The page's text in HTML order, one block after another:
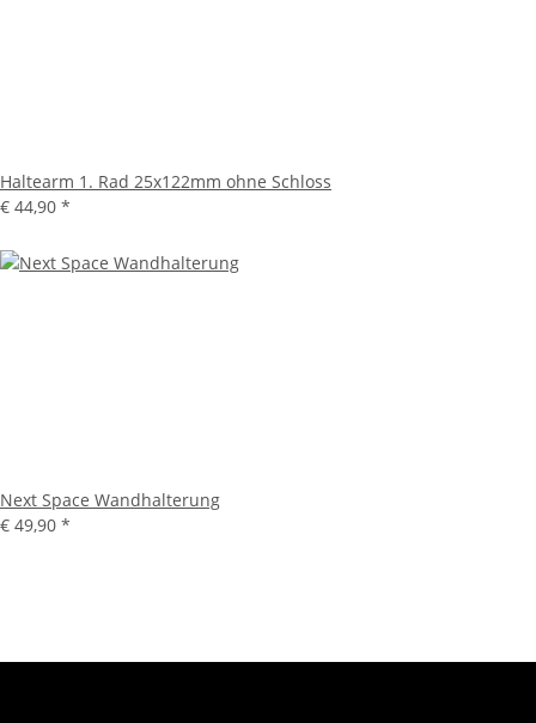
Haltearm 1. Rad 25x122mm ohne Schloss
€ 44,90 *
Next Space Wandhalterung
€ 49,90 *